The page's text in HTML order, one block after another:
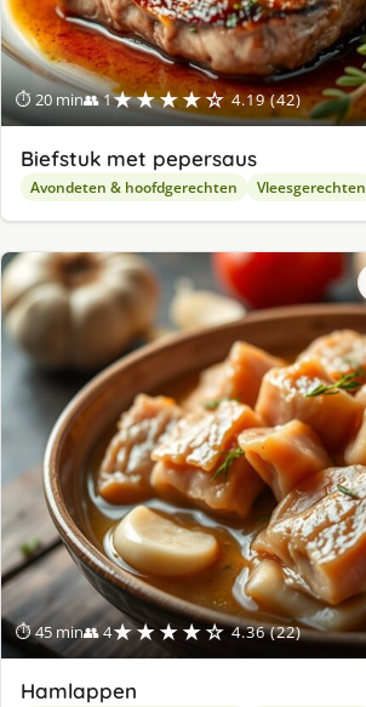
⏱ 20 min👥 1★★★★☆ 4.19 (42)
Biefstuk met pepersaus
Avondeten & hoofdgerechten Vleesgerechten
⏱ 45 min👥 4★★★★☆ 4.36 (22)
Hamlappen